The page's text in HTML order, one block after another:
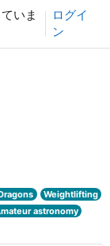
いま
ログイ
ン
Weightlifting
astronomy